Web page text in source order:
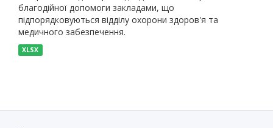
благодійної допомоги закладами, що
підпорядковуються відділу охорони здоров'я та
медичного забезпечення.
XLSX